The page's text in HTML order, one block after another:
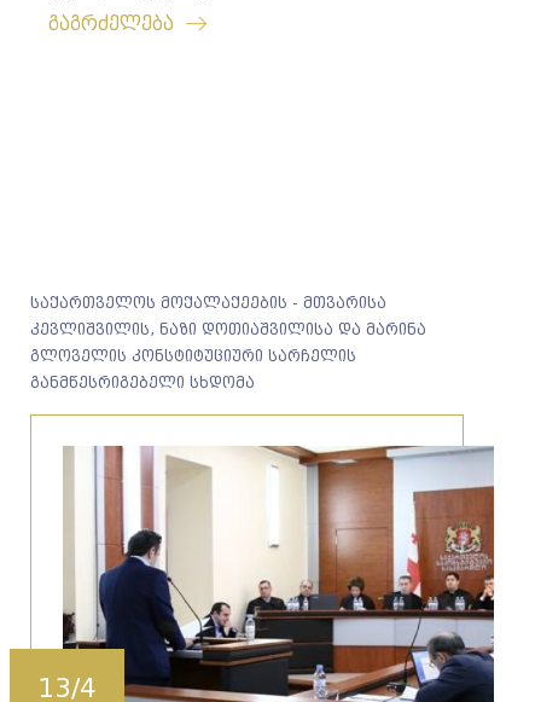
გაგრძელება
საქართველოს მოქალაქეების - მთვარისა
კევლიშვილის, ნაზი დოთიაშვილისა და მარინა
გლოველის კონსტიტუციური სარჩელის
განმწესრიგებელი სხდომა
13/4